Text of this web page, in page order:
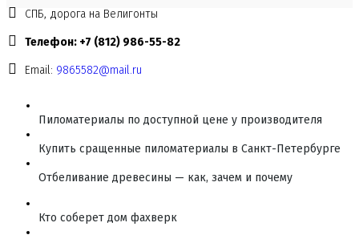
СПБ, дорога на Велигонты
Телефон: +7 (812) 986-55-82
Email: 9865582@mail.ru
Пиломатериалы по доступной цене у производителя
Купить сращенные пиломатериалы в Санкт-Петербурге
Отбеливание древесины — как, зачем и почему
Кто соберет дом фахверк